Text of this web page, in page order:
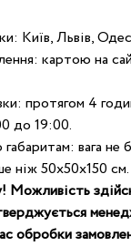
Київ, Львів,
картою на
протягом 4
до 19:00.
вага не
ніж 50х50х150 см.
Можливість
обробки